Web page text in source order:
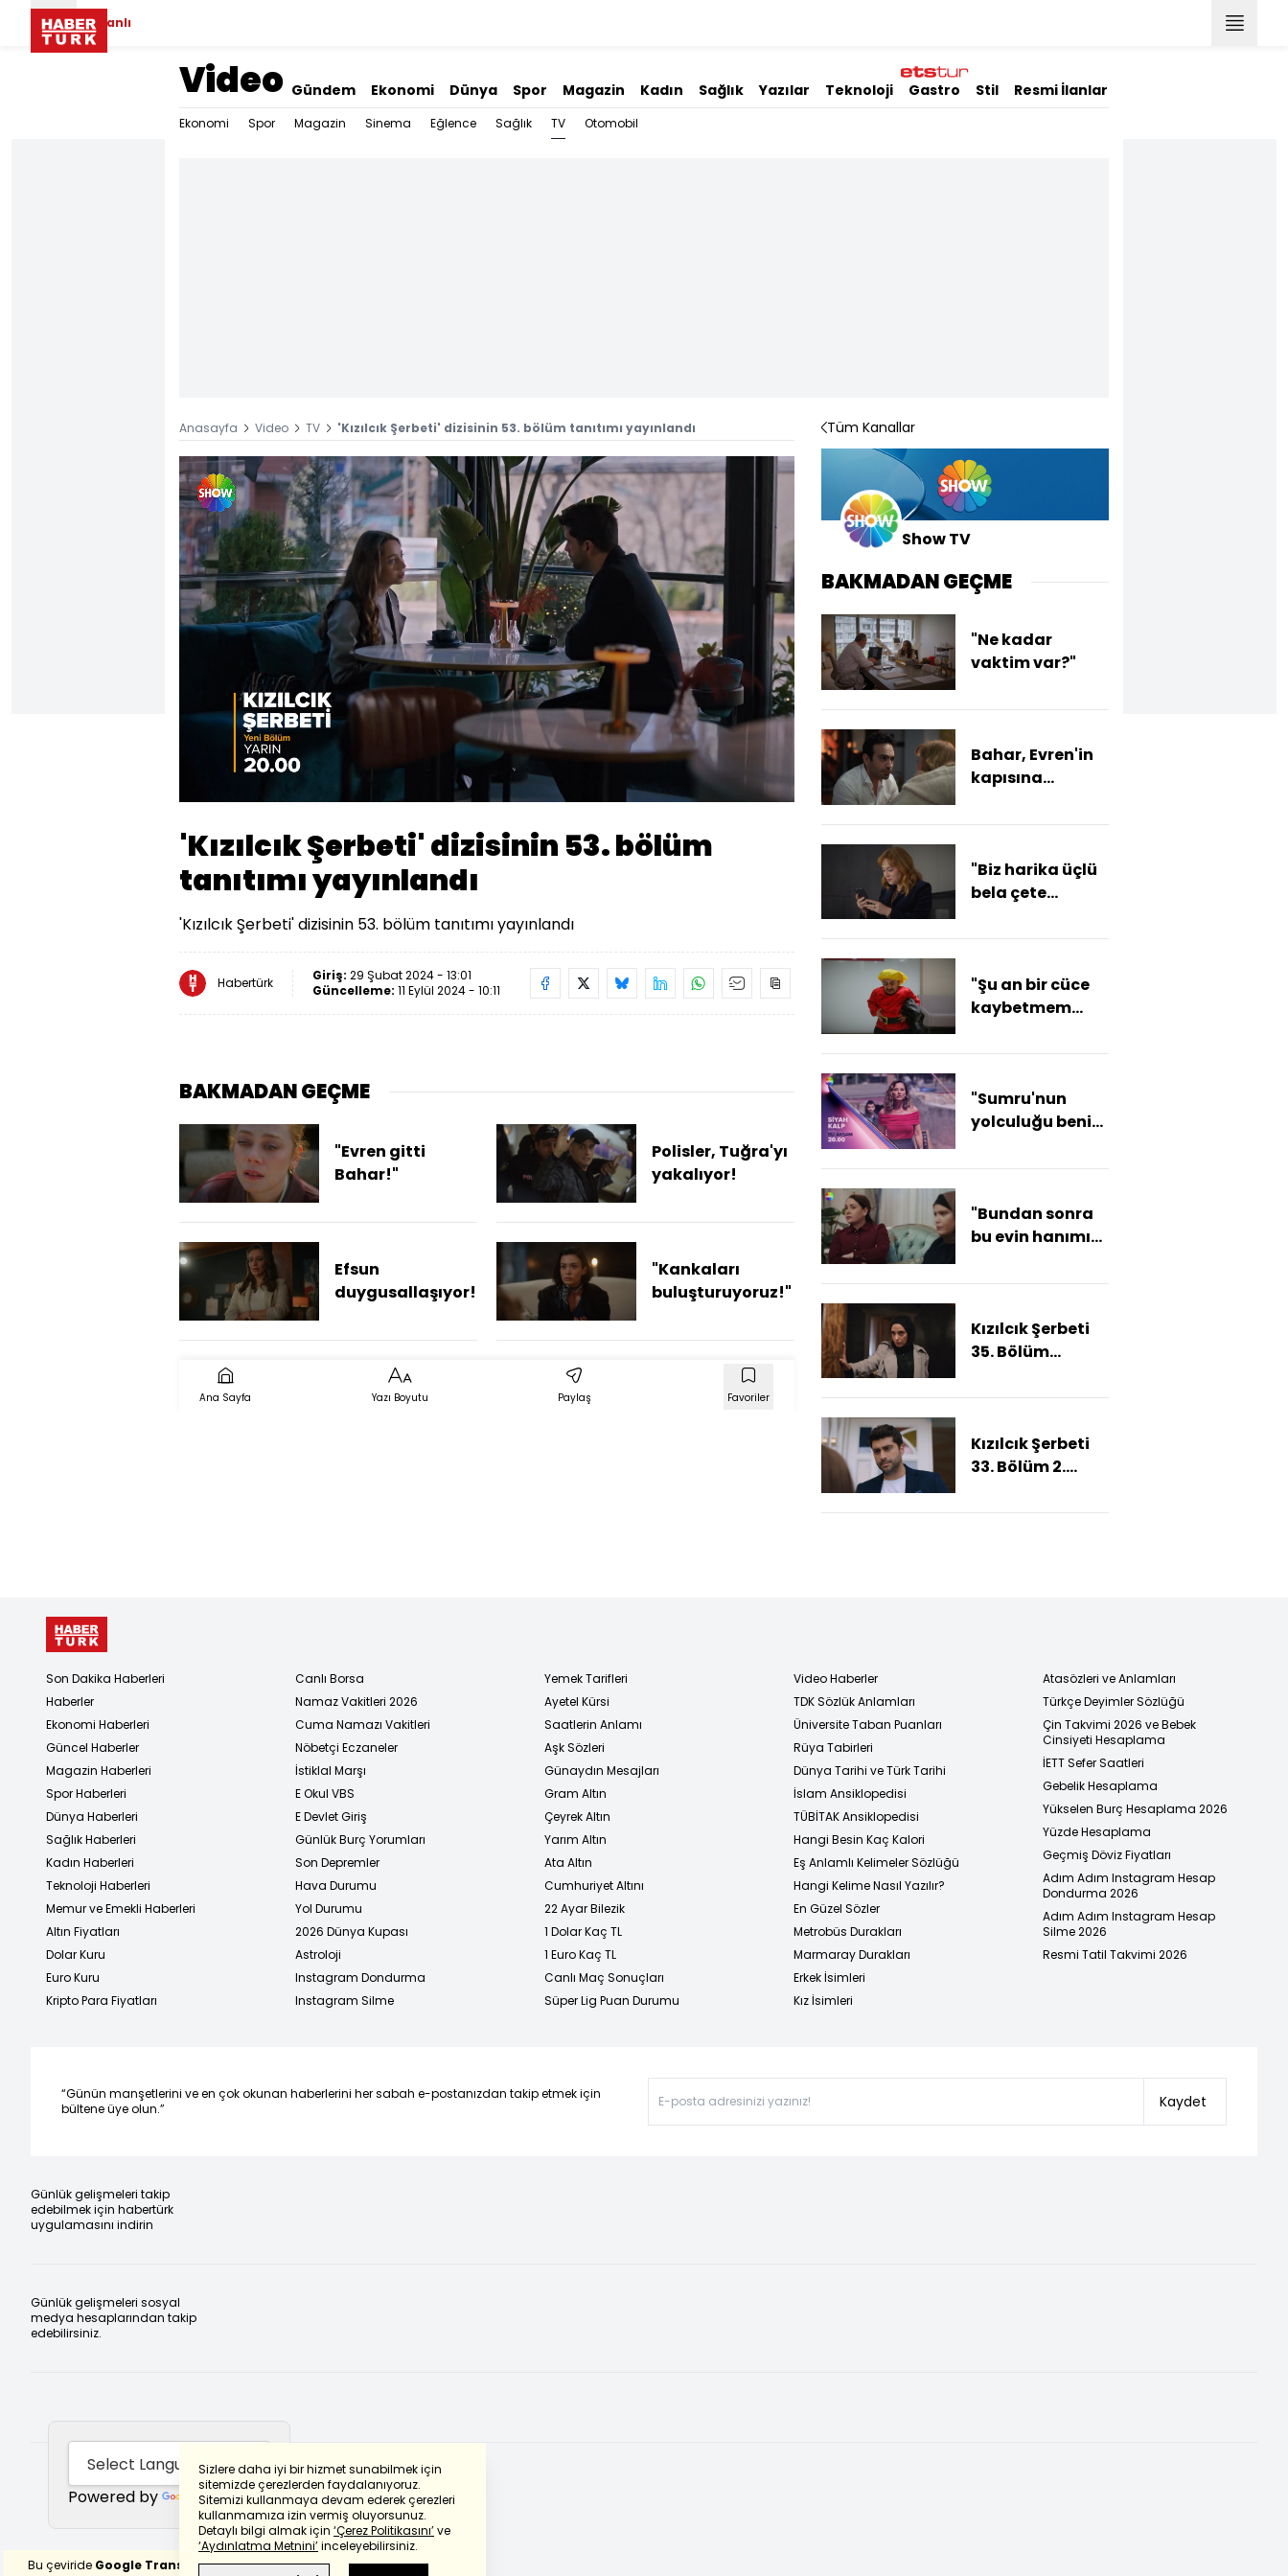
Canlı
Video Gündem Ekonomi Dünya Spor Magazin Kadın Sağlık Yazılar Teknoloji Gastro Stil Resmi İlanlar
Ekonomi Spor Magazin Sinema Eğlence Sağlık TV Otomobil
Anasayfa Video TV 'Kızılcık Şerbeti' dizisinin 53. bölüm tanıtımı yayınlandı
66.27%
Oynatma
Hızı
'Kızılcık Şerbeti' dizisinin 53. bölüm
tanıtımı yayınlandı
'Kızılcık Şerbeti' dizisinin 53. bölüm tanıtımı yayınlandı
Habertürk Giriş: 29 Şubat 2024 - 13:01
Güncelleme: 11 Eylül 2024 - 10:11
BAKMADAN GEÇME
"Evren gitti
Bahar!"
Polisler, Tuğra'yı
yakalıyor!
Efsun
duygusallaşıyor!
"Kankaları
buluşturuyoruz!"
Ana Sayfa Yazı Boyutu Paylaş Favoriler
Tüm Kanallar
Show TV
BAKMADAN GEÇME
"Ne kadar
vaktim var?"
Bahar, Evren'in
kapısına
"Biz harika üçlü
bela çete
"Şu an bir cüce
kaybetmem
"Sumru'nun
yolculuğu beni
"Bundan sonra
bu evin hanımı
benim!"
Kızılcık Şerbeti
35. Bölüm
Kızılcık Şerbeti
33. Bölüm 2.
Sizlere daha iyi bir hizmet sunabilmek için
sitemizde çerezlerden faydalanıyoruz.
Sitemizi kullanmaya devam ederek çerezleri
kullanmamıza izin vermiş oluyorsunuz.
Detaylı bilgi almak için ‘Çerez Politikasını’ve
‘Aydınlatma Metnini’inceleyebilirsiniz.
Son Dakika Haberleri
Haberler
Ekonomi Haberleri
Güncel Haberler
Magazin Haberleri
Spor Haberleri
Dünya Haberleri
Sağlık Haberleri
Kadın Haberleri
Teknoloji Haberleri
Memur ve Emekli Haberleri
Altın Fiyatları
Dolar Kuru
Euro Kuru
Kripto Para Fiyatları
Canlı Borsa
Namaz Vakitleri 2026
Cuma Namazı Vakitleri
Nöbetçi Eczaneler
İstiklal Marşı
E Okul VBS
E Devlet Giriş
Günlük Burç Yorumları
Son Depremler
Hava Durumu
Yol Durumu
2026 Dünya Kupası
Astroloji
Instagram Dondurma
Instagram Silme
Yemek Tarifleri
Ayetel Kürsi
Saatlerin Anlamı
Aşk Sözleri
Günaydın Mesajları
Gram Altın
Çeyrek Altın
Yarım Altın
Ata Altın
Cumhuriyet Altını
22 Ayar Bilezik
1 Dolar Kaç TL
1 Euro Kaç TL
Canlı Maç Sonuçları
Süper Lig Puan Durumu
Video Haberler
TDK Sözlük Anlamları
Üniversite Taban Puanları
Rüya Tabirleri
Dünya Tarihi ve Türk Tarihi
İslam Ansiklopedisi
TÜBİTAK Ansiklopedisi
Hangi Besin Kaç Kalori
Eş Anlamlı Kelimeler Sözlüğü
Hangi Kelime Nasıl Yazılır?
En Güzel Sözler
Metrobüs Durakları
Marmaray Durakları
Erkek İsimleri
Kız İsimleri
Atasözleri ve Anlamları
Türkçe Deyimler Sözlüğü
Çin Takvimi 2026 ve Bebek
Cinsiyeti Hesaplama
İETT Sefer Saatleri
Gebelik Hesaplama
Yükselen Burç Hesaplama 2026
Yüzde Hesaplama
Geçmiş Döviz Fiyatları
Adım Adım Instagram Hesap
Dondurma 2026
Adım Adım Instagram Hesap
Silme 2026
Resmi Tatil Takvimi 2026
“Günün manşetlerini ve en çok okunan haberlerini her sabah e-postanızdan takip etmek için
bültene üye olun.”
Kaydet
Günlük gelişmeleri takip
edebilmek için habertürk
uygulamasını indirin
Günlük gelişmeleri sosyal
medya hesaplarından takip
edebilirsiniz.
Powered by Translate
Bu çeviride Google Transletekullanılmıştır.